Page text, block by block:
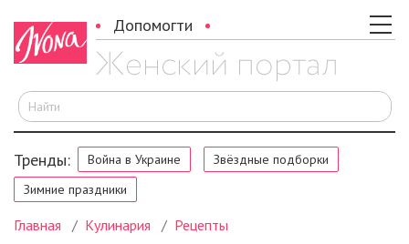
Допомогти
Тренды: Война в Украине
Звёздные подборки
Зимние праздники
Главная Кулинария Рецепты